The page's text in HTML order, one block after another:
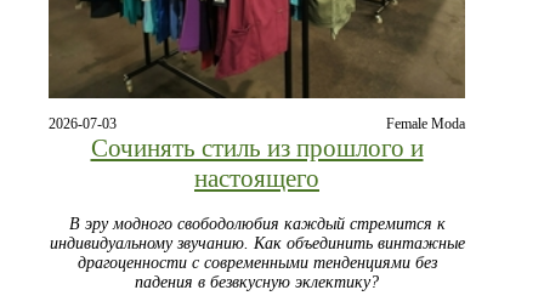
2026-07-03 Female Moda
Сочинять стиль из прошлого и
настоящего
В эру модного свободолюбия каждый стремится к
индивидуальному звучанию. Как объединить винтажные
драгоценности с современными тенденциями без
падения в безвкусную эклектику?